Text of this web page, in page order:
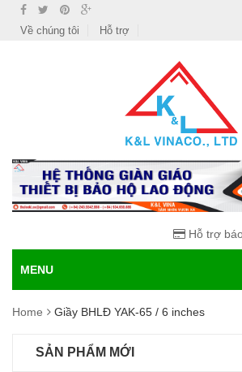
Về chúng tôi
Hỗ trợ
Hỗ trợ
MENU
Home Giầy BHLĐ YAK-65 / 6 inches
SẢN PHẨM MỚI